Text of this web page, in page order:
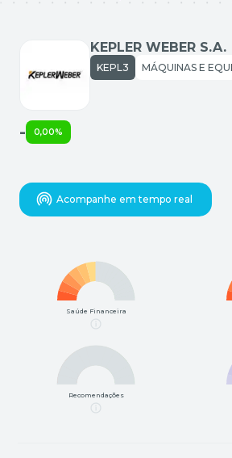
KEPLER WEBER S.A.
KEPL3
Acompanhe em tempo real
- 0,00%
Saúde Financeira
Recomendações